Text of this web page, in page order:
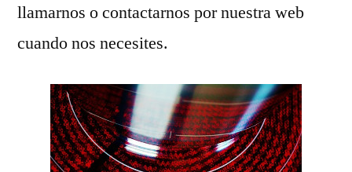
llamarnos o contactarnos por nuestra web
cuando nos necesites.